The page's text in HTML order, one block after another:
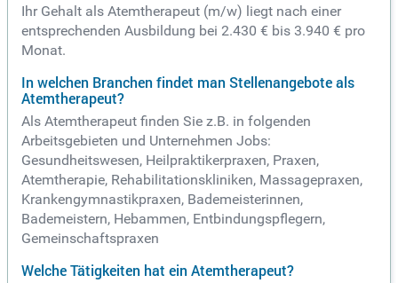
Ihr Gehalt als Atemtherapeut (m/w) liegt nach einer
entsprechenden Ausbildung bei 2.430 € bis 3.940 € pro
Monat.
In welchen Branchen findet man Stellenangebote als
Atemtherapeut?
Als Atemtherapeut finden Sie z.B. in folgenden
Arbeitsgebieten und Unternehmen Jobs:
Gesundheitswesen, Heilpraktikerpraxen, Praxen,
Atemtherapie, Rehabilitationskliniken, Massagepraxen,
Krankengymnastikpraxen, Bademeisterinnen,
Bademeistern, Hebammen, Entbindungspflegern,
Gemeinschaftspraxen
Welche Tätigkeiten hat ein Atemtherapeut?